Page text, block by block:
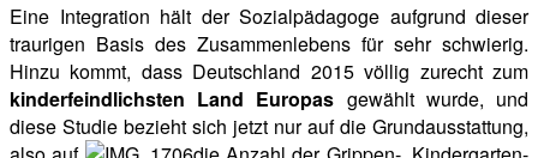
Eine Integration hält der Sozialpädagoge aufgrund dieser
traurigen Basis des Zusammenlebens für sehr schwierig.
Hinzu kommt, dass Deutschland 2015 völlig zurecht zum
kinderfeindlichsten Land Europas gewählt wurde, und
diese Studie bezieht sich jetzt nur auf die Grundausstattung,